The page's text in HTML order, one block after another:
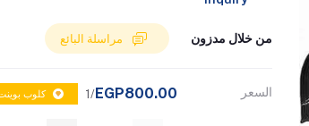
من خلال مدزون
السعر EGP800.00
/1 كلوب بوينت: